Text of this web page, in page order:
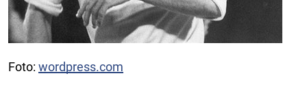
Foto: wordpress.com